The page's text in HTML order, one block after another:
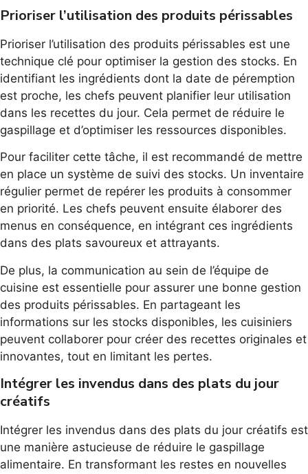
Prioriser l’utilisation des produits périssables
Prioriser l’utilisation des produits périssables est une
technique clé pour optimiser la gestion des stocks. En
identifiant les ingrédients dont la date de péremption
est proche, les chefs peuvent planifier leur utilisation
dans les recettes du jour. Cela permet de réduire le
gaspillage et d’optimiser les ressources disponibles.
Pour faciliter cette tâche, il est recommandé de mettre
en place un système de suivi des stocks. Un inventaire
régulier permet de repérer les produits à consommer
en priorité. Les chefs peuvent ensuite élaborer des
menus en conséquence, en intégrant ces ingrédients
dans des plats savoureux et attrayants.
De plus, la communication au sein de l’équipe de
cuisine est essentielle pour assurer une bonne gestion
des produits périssables. En partageant les
informations sur les stocks disponibles, les cuisiniers
peuvent collaborer pour créer des recettes originales et
innovantes, tout en limitant les pertes.
Intégrer les invendus dans des plats du jour
créatifs
Intégrer les invendus dans des plats du jour créatifs est
une manière astucieuse de réduire le gaspillage
alimentaire. En transformant les restes en nouvelles